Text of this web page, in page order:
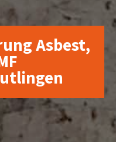
Asbest,